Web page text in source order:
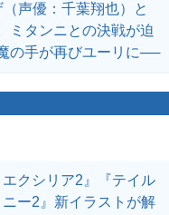
声優：千葉翔也）と
ミタンニとの決戦が迫
の手が再びユーリに──
エクシリア2』『テイル
ー2』新イラストが解